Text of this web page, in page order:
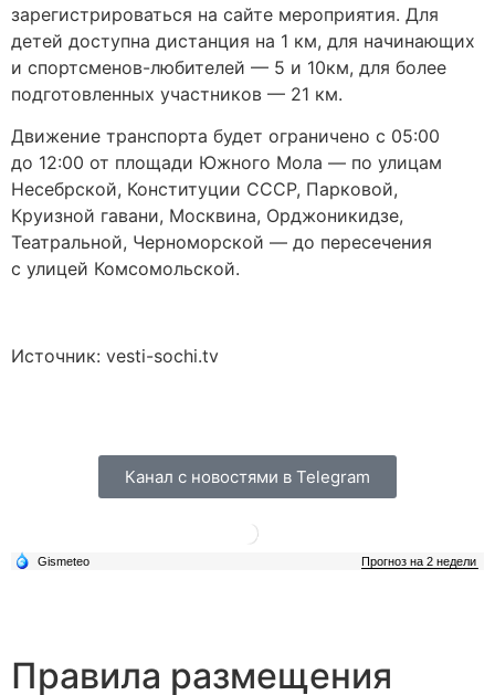
зарегистрироваться на сайте мероприятия. Для
детей доступна дистанция на 1 км, для начинающих
и спортсменов-любителей — 5 и 10км, для более
подготовленных участников — 21 км.
Движение транспорта будет ограничено с 05:00
до 12:00 от площади Южного Мола — по улицам
Несебрской, Конституции СССР, Парковой,
Круизной гавани, Москвина, Орджоникидзе,
Театральной, Черноморской — до пересечения
с улицей Комсомольской.
Источник: vesti-sochi.tv
Канал с новостями в Telegram
Правила размещения